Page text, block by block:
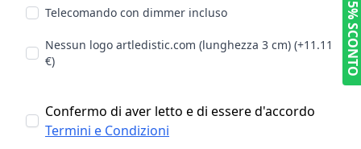
Telecomando con dimmer incluso
Nessun logo artledistic.com (lunghezza 3 cm) (+11.11
€)
Confermo di aver letto e di essere d'accordo
Termini e Condizioni
5% SCONTO